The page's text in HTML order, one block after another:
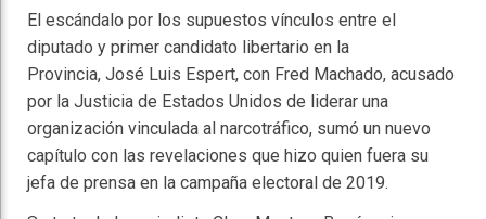
El escándalo por los supuestos vínculos entre el
diputado y primer candidato libertario en la
Provincia, José Luis Espert, con Fred Machado, acusado
por la Justicia de Estados Unidos de liderar una
organización vinculada al narcotráfico, sumó un nuevo
capítulo con las revelaciones que hizo quien fuera su
jefa de prensa en la campaña electoral de 2019.